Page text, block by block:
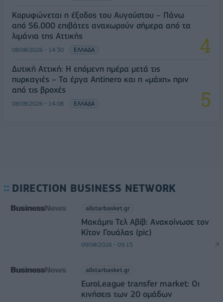
Κορυφώνεται η έξοδος του Αυγούστου – Πάνω
από 56.000 επιβάτες αναχωρούν σήμερα από τα
λιμάνια της Αττικής
08/08/2026 - 14:30 ΕΛΛΑΔΑ
Δυτική Αττική: Η επόμενη ημέρα μετά τις
πυρκαγιές – Τα έργα Antinero και η «μάχη» πριν
από τις βροχές
08/08/2026 - 14:08 ΕΛΛΑΔΑ
DIRECTION BUSINESS NETWORK
allstarbasket.gr
Μακάμπι Τελ Αβίβ: Ανακοίνωσε τον
Κίτον Γουάλας (pic)
09/08/2026 - 09:15
allstarbasket.gr
EuroLeague transfer market: Οι
κινήσεις των 20 ομάδων